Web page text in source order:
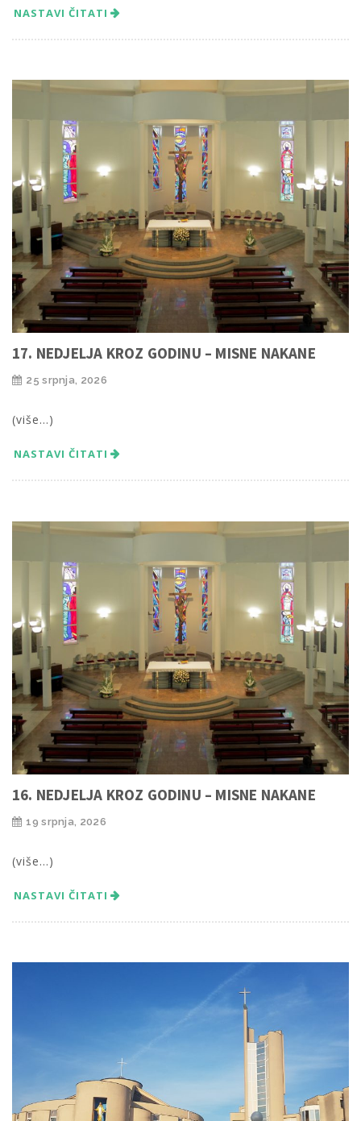
NASTAVI ČITATI
17. NEDJELJA KROZ GODINU – MISNE NAKANE
25 srpnja, 2026
(više…)
NASTAVI ČITATI
16. NEDJELJA KROZ GODINU – MISNE NAKANE
19 srpnja, 2026
(više…)
NASTAVI ČITATI